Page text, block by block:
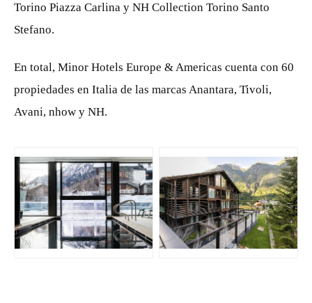
Torino Piazza Carlina y NH Collection Torino Santo
Stefano.
En total, Minor Hotels Europe & Americas cuenta con 60
propiedades en Italia de las marcas Anantara, Tivoli,
Avani, nhow y NH.
JPG